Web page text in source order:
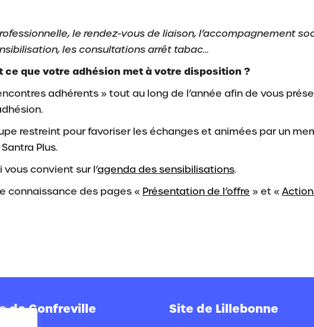
le rendez-vous de liaison, l’accompagnement
les consultations arrêt tabac…
ce que votre adhésion met à votre disposition ?
adhérents » tout au long de l’année afin de vous
restreint pour favoriser les échanges et animées par un
Plus.
convient sur l’agenda des sensibilisations.
connaissance des pages « Présentation de l’offre » et «
de Gonfreville Site de Lillebonne